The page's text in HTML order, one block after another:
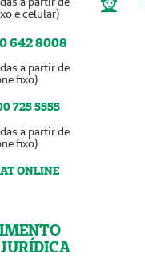
e celular)
642 8008
a partir de
fixo)
725 5555
a partir de
fixo)
ONLINE